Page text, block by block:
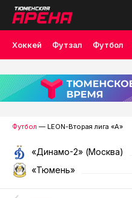
Хоккей Футзал Футбол
Лыжные гонки Волейбол
Скалолазание Велоспорт
Футбол — LEON-Вторая лига «А»
«Динамо-2» (Москва)
«Тюмень»